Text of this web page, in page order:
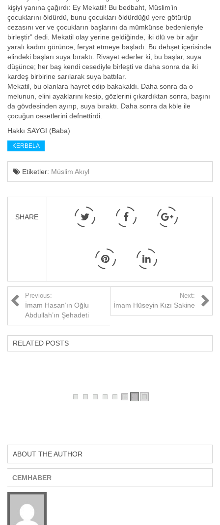
kişiyi yanına çağırdı: Ey Mekatil! Bu bedbaht, Müslim’in
çocuklarını öldürdü, bunu çocukları öldürdüğü yere götürüp
cezasını ver ve çocukların başlarını da mümkünse bedenleriyle
birleştir” dedi. Mekatil olay yerine geldiğinde, iki ölü ve bir ağır
yaralı kadını görünce, feryat etmeye başladı. Bu dehşet içerisinde
elindeki başları suya bıraktı. Rivayet ederler ki, bu başlar, suya
düşünce; her baş kendi cesediyle birleşti ve daha sonra da iki
kardeş birbirine sarılarak suya battılar.
Mekatil, bu olanlara hayret edip bakakaldı. Daha sonra da o
melunun, elini ayaklarını kesip, gözlerini çıkardıktan sonra, başını
da gövdesinden ayırıp, suya bıraktı. Daha sonra da köle ile
çocuğun cesetlerini defnettirdi.
Hakkı SAYGI (Baba)
KERBELA
Etiketler: Müslim Akıyl
SHARE
Previous:
İmam Hasan’ın Oğlu
Abdullah’ın Şehadeti
Next:
İmam Hüseyin Kızı Sakine
RELATED POSTS
ABOUT THE AUTHOR
CEMHABER